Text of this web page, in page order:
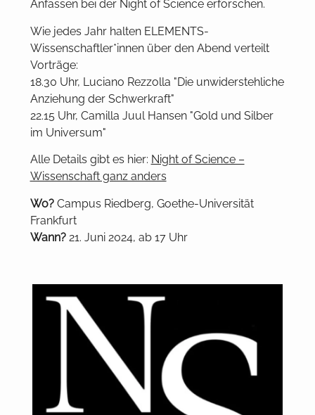
Anfassen bei der Night of Science erforschen.
Wie jedes Jahr halten ELEMENTS-
Wissenschaftler*innen über den Abend verteilt
Vorträge:
18.30 Uhr, Luciano Rezzolla "Die unwiderstehliche
Anziehung der Schwerkraft"
22.15 Uhr, Camilla Juul Hansen "Gold und Silber
im Universum"
Alle Details gibt es hier: Night of Science –
Wissenschaft ganz anders
Wo? Campus Riedberg, Goethe-Universität
Frankfurt
Wann?21. Juni 2024, ab 17 Uhr